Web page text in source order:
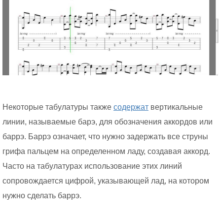
Некоторые табулатуры также содержат вертикальные
линии, называемые барэ, для обозначения аккордов или
баррэ. Баррэ означает, что нужно задержать все струны
грифа пальцем на определенном ладу, создавая аккорд.
Часто на табулатурах использование этих линий
сопровождается цифрой, указывающей лад, на котором
нужно сделать баррэ.